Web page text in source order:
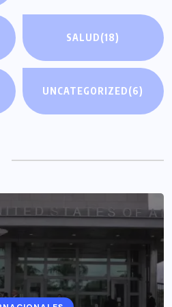
SALUD(18)
UNCATEGORIZED(6)